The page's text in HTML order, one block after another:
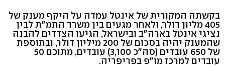
בקשתה המקורית של אינטל עמדה על היקף מענק של
405 מליון דולר, ולאחר מגעים בין משרד התמ"ת לבין
נציגי אינטל בארה"ב ובישראל, הגיעו הצדדים להבנה
שהמענק יהיה בסכום של 200 מיליון דולר, ובתוספת
של 650 עובדים (סה"כ 3,100) עובדים, מתוכם 50
עובדים למרכז מו"פ בפריפריה.